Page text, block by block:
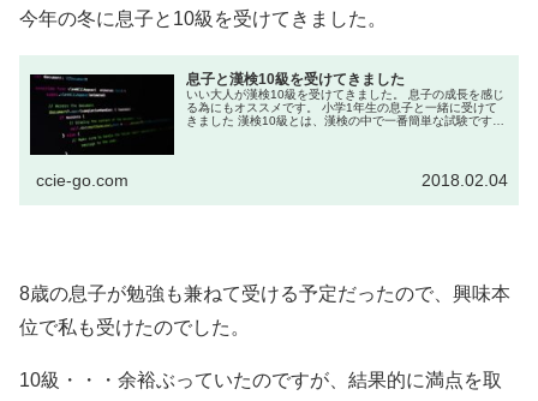
今年の冬に息子と10級を受けてきました。
息子と漢検10級を受けてきました
いい大人が漢検10級を受けてきました。 息子の成長を感じ
る為にもオススメです。 小学1年生の息子と一緒に受けて
きました 漢検10級とは、漢検の中で一番簡単な試験です。
ccie-go.com 2018.02.04
8歳の息子が勉強も兼ねて受ける予定だったので、興味本
位で私も受けたのでした。
10級・・・余裕ぶっていたのですが、結果的に満点を取